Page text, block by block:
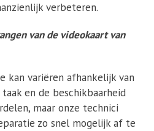
verbeteren.
van de videokaart van
kan variëren afhankelijk van
en de beschikbaarheid
maar onze technici
zo snel mogelijk af te